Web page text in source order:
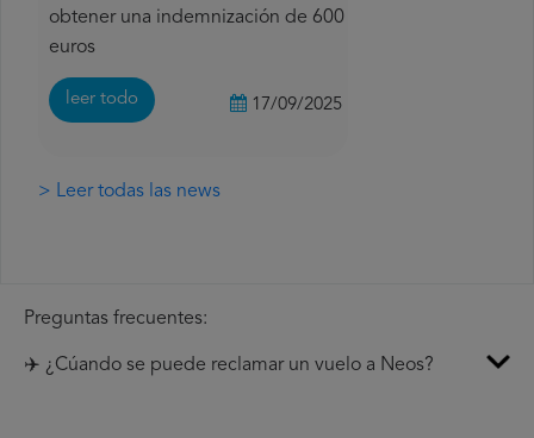
obtener una indemnización de 600
euros
leer todo 17/09/2025
> Leer todas las news
Preguntas frecuentes:
✈️ ¿Cúando se puede reclamar un vuelo a Neos?